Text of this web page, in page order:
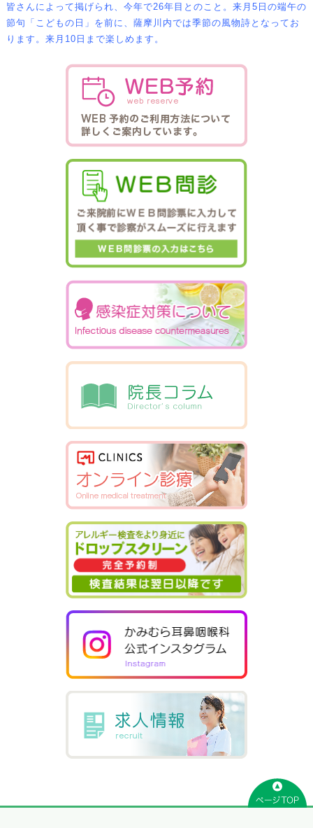
皆さんによって掲げられ、今年で26年目とのこと。 来月5日の端午の
節句「こどもの日」を前に、薩摩川内では季節の風物詩となってお
ります。来月10日まで楽しめます。